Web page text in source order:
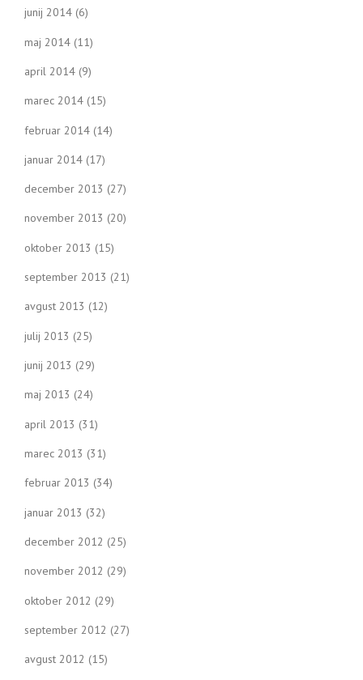
junij 2014 (6)
maj 2014 (11)
april 2014 (9)
marec 2014 (15)
februar 2014 (14)
januar 2014 (17)
december 2013 (27)
november 2013 (20)
oktober 2013 (15)
september 2013 (21)
avgust 2013 (12)
julij 2013 (25)
junij 2013 (29)
maj 2013 (24)
april 2013 (31)
marec 2013 (31)
februar 2013 (34)
januar 2013 (32)
december 2012 (25)
november 2012 (29)
oktober 2012 (29)
september 2012 (27)
avgust 2012 (15)